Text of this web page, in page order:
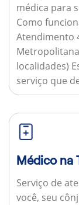
médica para
Como
Atendimento
localidades)
serviço que
Médico na
Serviço de
você, seu